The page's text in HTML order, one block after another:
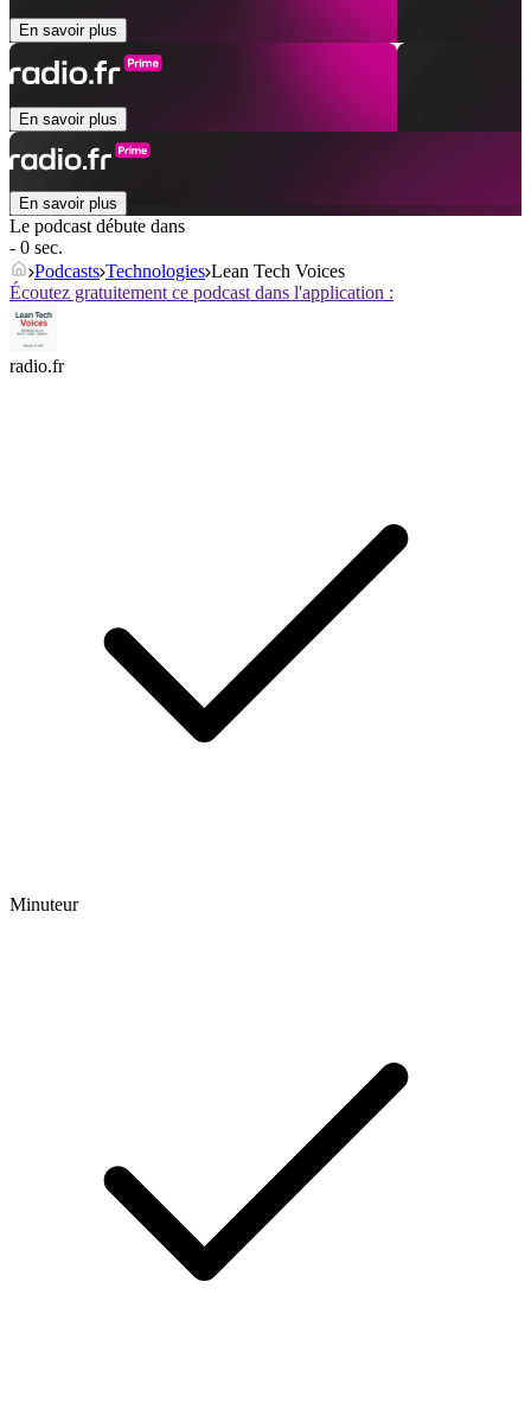
En savoir plus
En savoir plus
En savoir plus
Le podcast débute dans
- 0 sec.
Podcasts Technologies Lean Tech Voices
Écoutez gratuitement ce podcast dans l'application :
radio.fr
Minuteur